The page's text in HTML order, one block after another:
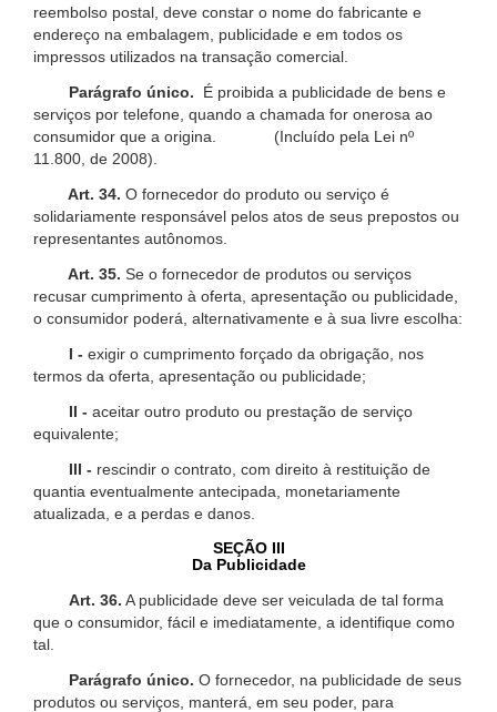
reembolso postal, deve constar o nome do fabricante e
endereço na embalagem, publicidade e em todos os
impressos utilizados na transação comercial.
Parágrafo único.
É proibida a publicidade de bens e
serviços por telefone, quando a chamada for onerosa ao
consumidor que a origina. (Incluído pela Lei nº
11.800, de 2008).
Art. 34. O fornecedor do produto ou serviço é
solidariamente responsável pelos atos de seus prepostos ou
representantes autônomos.
Art. 35. Se o fornecedor de produtos ou serviços
recusar cumprimento à oferta, apresentação ou publicidade,
o consumidor poderá, alternativamente e à sua livre escolha:
I - exigir o cumprimento forçado da obrigação, nos
termos da oferta, apresentação ou publicidade;
II - aceitar outro produto ou prestação de serviço
equivalente;
III - rescindir o contrato, com direito à restituição de
quantia eventualmente antecipada, monetariamente
atualizada, e a perdas e danos.
SEÇÃO III
Da Publicidade
Art. 36. A publicidade deve ser veiculada de tal forma
que o consumidor, fácil e imediatamente, a identifique como
tal.
Parágrafo único. O fornecedor, na publicidade de seus
produtos ou serviços, manterá, em seu poder, para